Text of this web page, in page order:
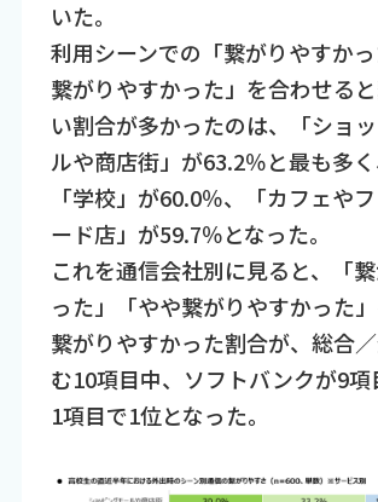
いた。
利用シーンでの「繋がりやすか
繋がりやすかった」を合わせる
い割合が多かったのは、「ショ
ルや商店街」が63.2％と最も多
「学校」が60.0％、「カフェや
ード店」が59.7％となった。
これを通信会社別に見ると、「
った」「やや繋がりやすかった
繋がりやすかった割合が、総合
む10項目中、ソフトバンクが9
1項目で1位となった。